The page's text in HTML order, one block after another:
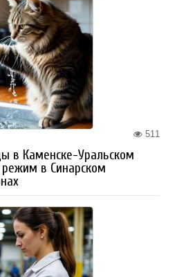
511
в Каменске-Уральском
в Синарском